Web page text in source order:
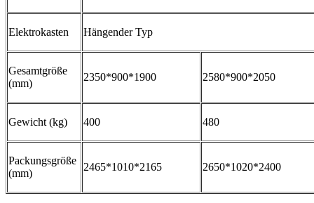
Elektrokasten Hängender Typ
Gesamtgröße
(mm)
2350*900*1900 2580*900*2050
Gewicht (kg) 400 480
Packungsgröße
(mm)
2465*1010*2165 2650*1020*2400